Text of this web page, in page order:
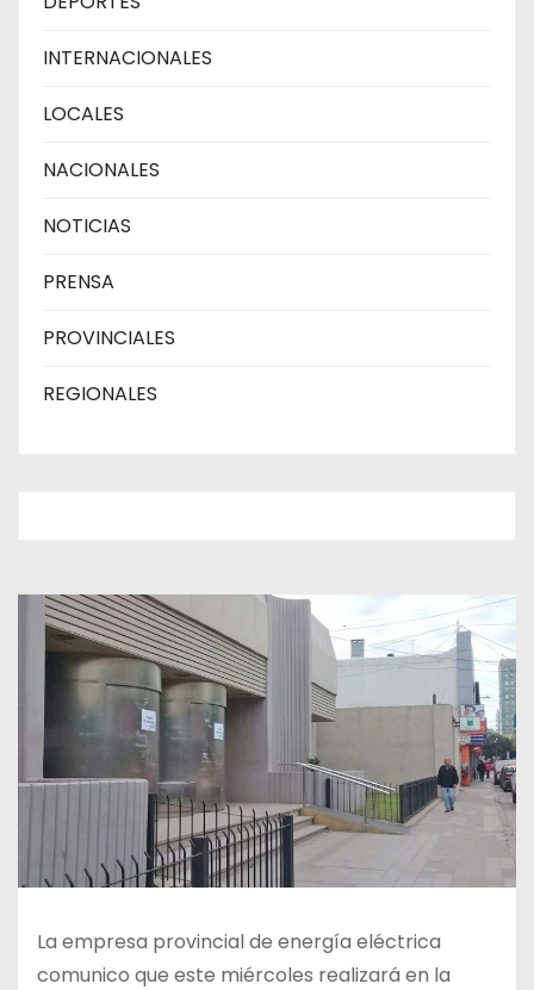
INTERNACIONALES
LOCALES
NACIONALES
NOTICIAS
PRENSA
PROVINCIALES
REGIONALES
La empresa provincial de energía eléctrica
comunico que este miércoles realizará en la